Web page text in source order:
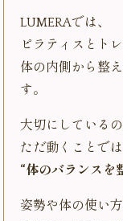
LUMERAでは、
ピラティスとト
体の内側から整
す。
大切にしているの
ただ動くことでは
“体のバランスを
姿勢や体の使い